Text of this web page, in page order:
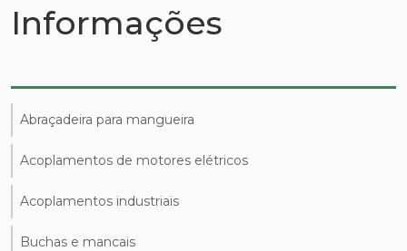
Informações
Abraçadeira para mangueira
Acoplamentos de motores elétricos
Acoplamentos industriais
Buchas e mancais